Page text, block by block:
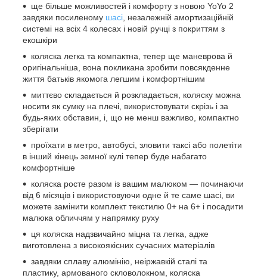
ще більше можливостей і комфорту з новою YoYo 2
завдяки посиленому шасі , незалежній амортизаційній
системі на всіх 4 колесах і новій ручці з покриттям з
екошкіри
коляска легка та компактна, тепер ще маневрова й
оригінальніша, вона покликана зробити повсякденне
життя батьків якомога легшим і комфортнішим
миттєво складається й розкладається, коляску можна
носити як сумку на плечі, використовувати скрізь і за
будь-яких обставин, і, що не менш важливо, компактно
зберігати
проїхати в метро, автобусі, зловити таксі або полетіти
в інший кінець земної кулі тепер буде набагато
комфортніше
коляска росте разом із вашим малюком — починаючи
від 6 місяців і використовуючи одне й те саме шасі, ви
можете замінити комплект текстилю 0+ на 6+ і посадити
малюка обличчям у напрямку руху
ця коляска надзвичайно міцна та легка, адже
виготовлена з високоякісних сучасних матеріалів
завдяки сплаву алюмінію, неіржавкій сталі та
пластику, армованого скловолокном, коляска